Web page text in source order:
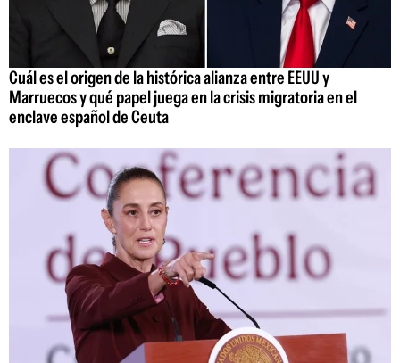
Cuál es el origen de la histórica alianza entre EEUU y
Marruecos y qué papel juega en la crisis migratoria en el
enclave español de Ceuta